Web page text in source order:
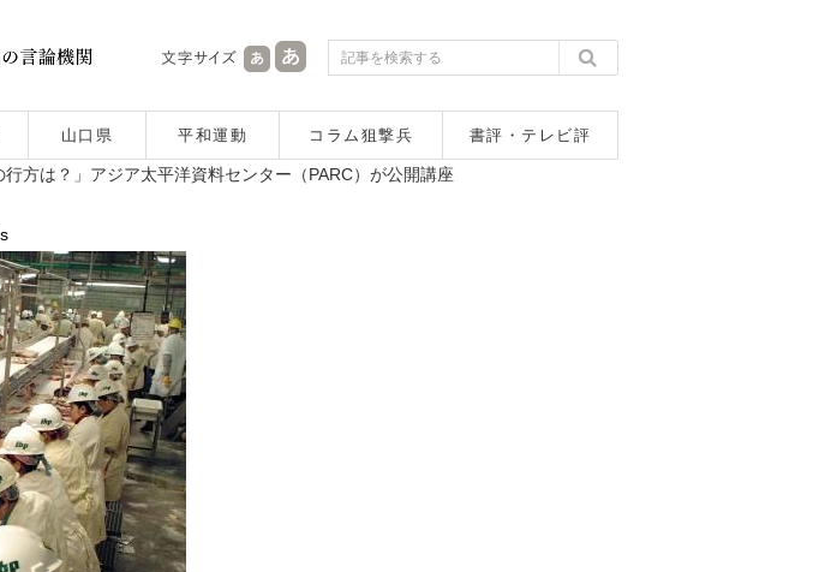
山口県 平和運動 コラム狙撃兵 書評・テレビ評
方は？」アジア太平洋資料センター（PARC）が公開講座